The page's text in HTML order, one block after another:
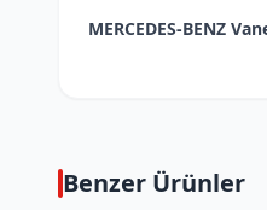
MERCEDES-BENZ
Benzer Ürünler